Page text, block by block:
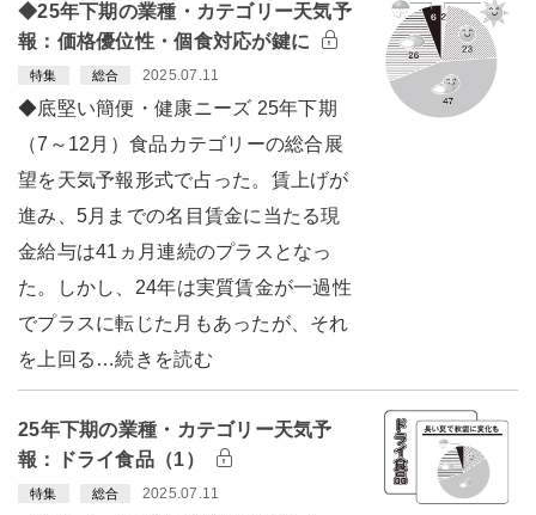
◆25年下期の業種・カテゴリー天気予
報：価格優位性・個食対応が鍵に
特集 総合 2025.07.11
◆底堅い簡便・健康ニーズ 25年下期
（7～12月）食品カテゴリーの総合展
望を天気予報形式で占った。賃上げが
進み、5月までの名目賃金に当たる現
金給与は41ヵ月連続のプラスとなっ
た。しかし、24年は実質賃金が一過性
でプラスに転じた月もあったが、それ
を上回る…続きを読む
25年下期の業種・カテゴリー天気予
報：ドライ食品（1）
特集 総合 2025.07.11